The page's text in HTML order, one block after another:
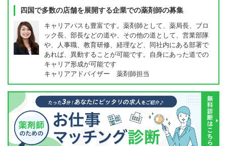
四国で多数の店舗を展開する企業での薬剤師の募集
キャリアパスも豊富です。薬剤師として、薬局長、ブロ
ック長、部長などの道や、その他の道として、営業部隊
や、人事職、教育研修、経理など、同社内にある部署で
あれば、異動することが可能です。自身にあった道での
キャリア形成が可能です
キャリアアドバイザー 薬剤師担当